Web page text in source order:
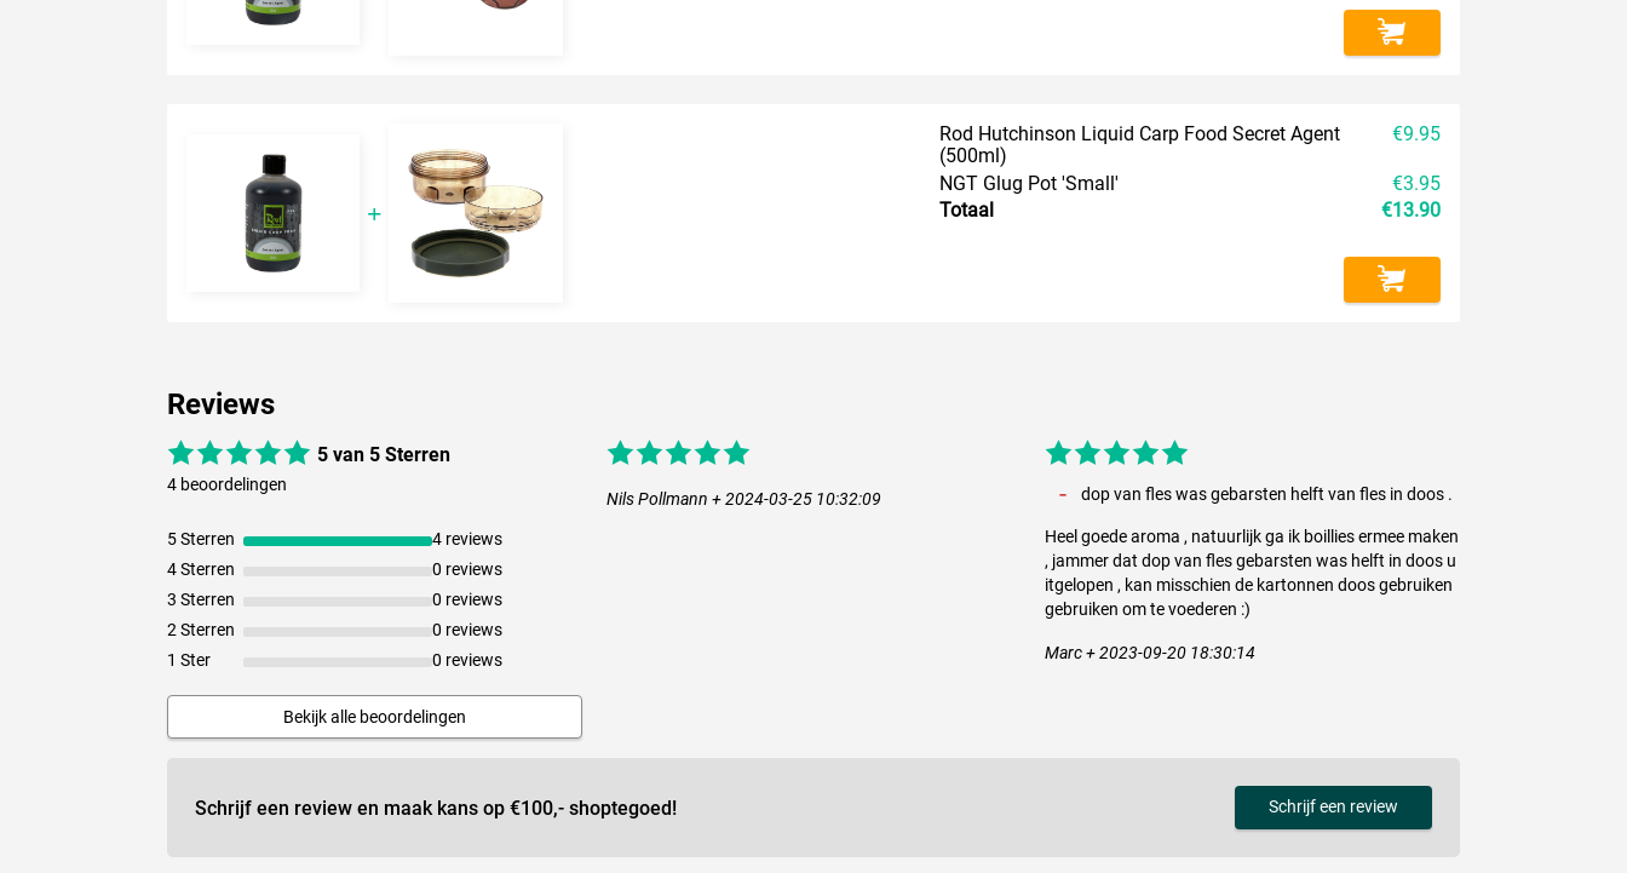
Rod Hutchinson Liquid Carp Food Secret Agent
(500ml)
€9.95
NGT Glug Pot 'Small'
€3.95
Totaal
€13.90
Reviews
5 van 5 Sterren
4 beoordelingen
5 Sterren
4 reviews
4 Sterren
0 reviews
3 Sterren
0 reviews
2 Sterren
0 reviews
1 Ster
0 reviews
Bekijk alle beoordelingen
Nils Pollmann + 2024-03-25 10:32:09 dop van fles was gebarsten helft van fles in doos .
Heel goede aroma , natuurlijk ga ik boillies ermee maken
, jammer dat dop van fles gebarsten was helft in doos u
itgelopen , kan misschien de kartonnen doos gebruiken
gebruiken om te voederen :)
Marc + 2023-09-20 18:30:14
Schrijf een review en maak kans op €100,- shoptegoed! Schrijf een review